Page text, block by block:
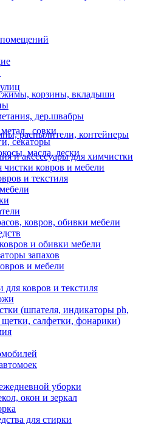
корзины, вкладыши
дер.швабры
совки
секаторы
масла, лески
распылители, контейнеры
и акссесуары для химчистки
ковров и мебели
и текстиля
ковров, обивки мебели
и обивки мебели
запахов
и мебели
ковров и текстиля
(шпателя, индикаторы ph,
салфетки, фонарики)
уборки
окон и зеркал
для стирки